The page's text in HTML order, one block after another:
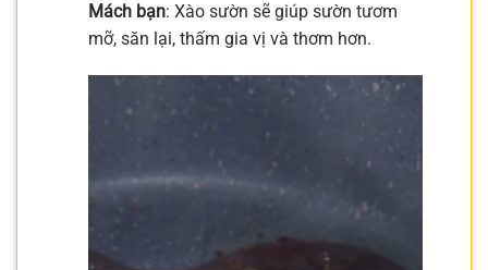
Mách bạn: Xào sườn sẽ giúp sườn tươm
mỡ, săn lại, thấm gia vị và thơm hơn.